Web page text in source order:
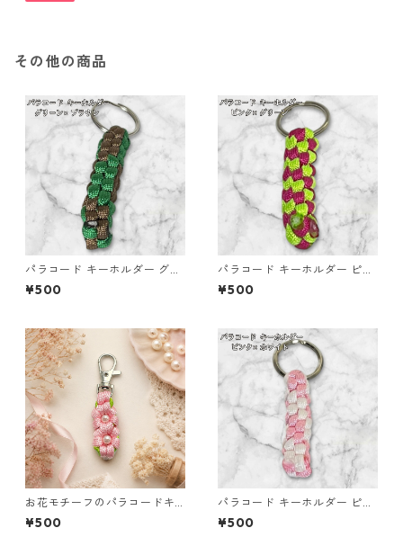
その他の商品
パラコード キーホルダー グリ
ーン ブラウン 編み込み s24
¥500
パラコード キーホルダー ピン
ク グリーン 編み込み s18
¥500
お花モチーフのパラコードキ
ーホルダー ピンク×ライトグリ
ーン ハンドメイド 国産 本革
¥500
パラコード キーホルダー ピン
ク ホワイト 編み込み s27
¥500